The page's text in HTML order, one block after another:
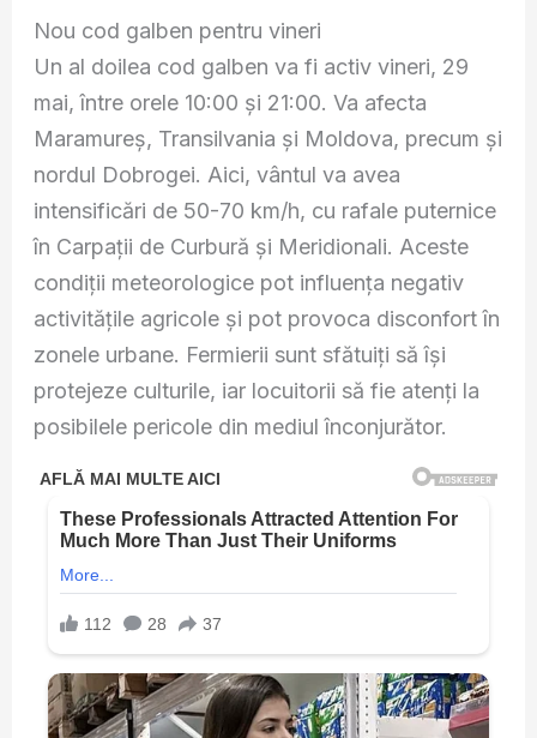
Nou cod galben pentru vineri
Un al doilea cod galben va fi activ vineri, 29
mai, între orele 10:00 și 21:00. Va afecta
Maramureș, Transilvania și Moldova, precum și
nordul Dobrogei. Aici, vântul va avea
intensificări de 50-70 km/h, cu rafale puternice
în Carpații de Curbură și Meridionali. Aceste
condiții meteorologice pot influența negativ
activitățile agricole și pot provoca disconfort în
zonele urbane. Fermierii sunt sfătuiți să își
protejeze culturile, iar locuitorii să fie atenți la
posibilele pericole din mediul înconjurător.